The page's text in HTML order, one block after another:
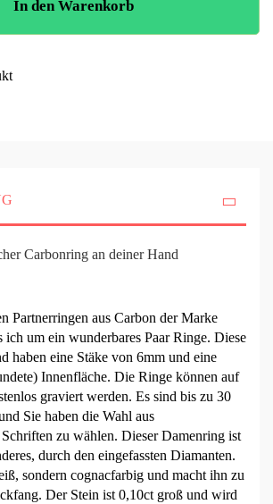
In den Warenkorb
Carbonring an deiner Hand
Partnerringen aus Carbon der Marke
ich um ein wunderbares Paar Ringe. Diese
haben eine Stäke von 6mm und eine
Innenfläche. Die Ringe können auf
graviert werden. Es sind bis zu 30
Sie haben die Wahl aus
zu wählen. Dieser Damenring ist
durch den eingefassten Diamanten.
sondern cognacfarbig und macht ihn zu
Der Stein ist 0,10ct groß und wird